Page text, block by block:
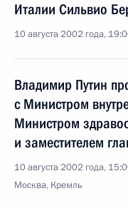
Италии Сильвио
10 августа 2002 года,
Владимир Путин
с Министром
Министром
и заместителем
10 августа 2002 года,
Москва, Кремль